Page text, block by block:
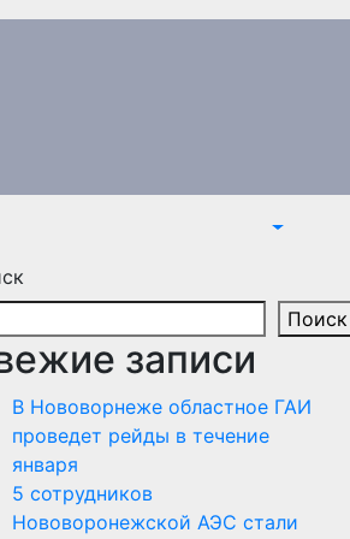
Поиск
записи
В Нововорнеже областное ГАИ
проведет рейды в течение
января
5 сотрудников
Нововоронежской АЭС стали